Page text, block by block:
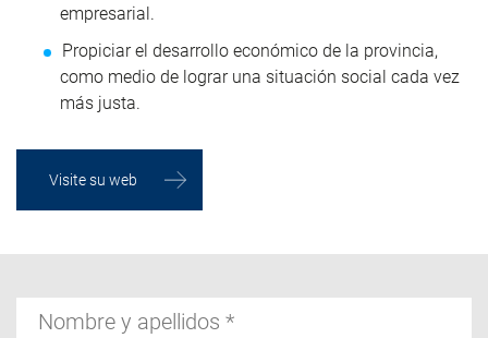
empresarial.
Propiciar el desarrollo económico de la provincia,
como medio de lograr una situación social cada vez
más justa.
Visite su web